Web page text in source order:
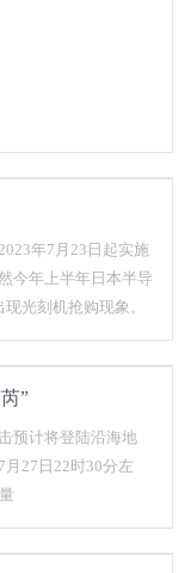
年7月23日起实施
今年上半年日本半导
光刻机抢购现象。
”
预计将登陆沿海地
27日22时30分左